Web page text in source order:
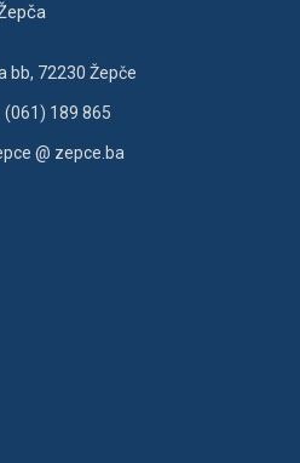
bb, 72230 Žepče
(061) 189 865
@ zepce.ba